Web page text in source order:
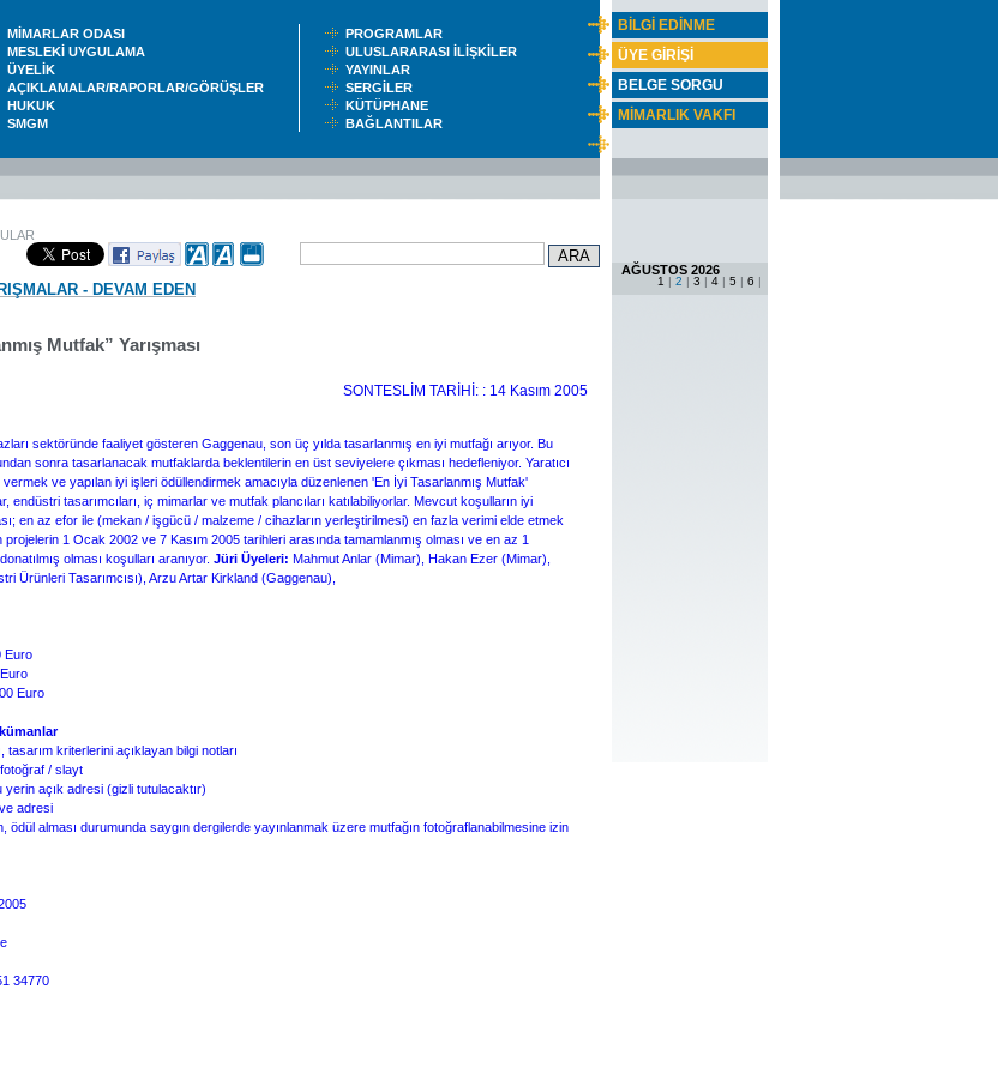
BİLGİ EDİNME
ÜYE GİRİŞİ
BELGE SORGU
MİMARLIK VAKFI
AĞUSTOS 2026
1 | 2 | 3 | 4 | 5 | 6 |
MİMARLAR ODASI
MESLEKİ UYGULAMA
ÜYELİK
AÇIKLAMALAR/RAPORLAR/GÖRÜŞLER
HUKUK
SMGM
PROGRAMLAR
ULUSLARARASI İLİŞKİLER
YAYINLAR
SERGİLER
KÜTÜPHANE
BAĞLANTILAR
- DEVAM EDEN
Mutfak” Yarışması
SONTESLİM TARİHİ: : 14 Kasım 2005
sektöründe faaliyet gösteren Gaggenau, son üç yılda tasarlanmış en iyi mutfağı arıyor. Bu
sonra tasarlanacak mutfaklarda beklentilerin en üst seviyelere çıkması hedefleniyor. Yaratıcı
vermek ve yapılan iyi işleri ödüllendirmek amacıyla düzenlenen 'En İyi Tasarlanmış Mutfak'
endüstri tasarımcıları, iç mimarlar ve mutfak plancıları katılabiliyorlar. Mevcut koşulların iyi
en az efor ile (mekan / işgücü / malzeme / cihazların yerleştirilmesi) en fazla verimi elde etmek
projelerin 1 Ocak 2002 ve 7 Kasım 2005 tarihleri arasında tamamlanmış olması ve en az 1
olması koşulları aranıyor. Jüri Üyeleri: Mahmut Anlar (Mimar), Hakan Ezer (Mimar),
Ürünleri Tasarımcısı), Arzu Artar Kirkland (Gaggenau),
Euro
Euro
tasarım kriterlerini açıklayan bilgi notları
/ slayt
yerin açık adresi (gizli tutulacaktır)
ve adresi
ödül alması durumunda saygın dergilerde yayınlanmak üzere mutfağın fotoğraflanabilmesine izin
34770